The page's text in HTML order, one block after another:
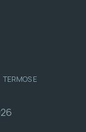
TERMOS E